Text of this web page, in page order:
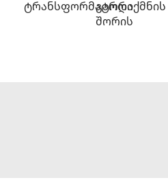
ტრანსფორმატორი
გარდაქმნის
შორის